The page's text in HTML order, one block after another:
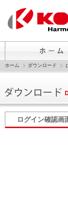
ホーム ダウンロード
ログイン確認画